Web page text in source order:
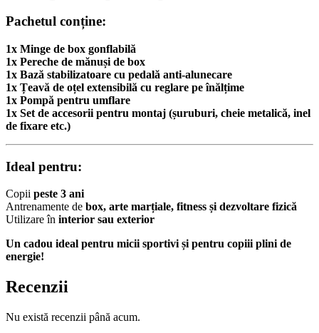
Pachetul conține:
1x Minge de box gonflabilă
1x Pereche de mănuși de box
1x Bază stabilizatoare cu pedală anti-alunecare
1x Țeavă de oțel extensibilă cu reglare pe înălțime
1x Pompă pentru umflare
1x Set de accesorii pentru montaj (șuruburi, cheie metalică, inel
de fixare etc.)
Ideal pentru:
Copii peste 3 ani
Antrenamente de box, arte marțiale, fitness și dezvoltare fizică
Utilizare în interior sau exterior
Un cadou ideal pentru micii sportivi și pentru copiii plini de
energie!
Recenzii
Nu există recenzii până acum.